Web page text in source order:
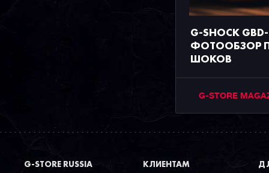
G-SHOCK
ФОТООБЗОР
ШОКОВ
G-STORE
G-STORE RUSSIA КЛИЕНТАМ